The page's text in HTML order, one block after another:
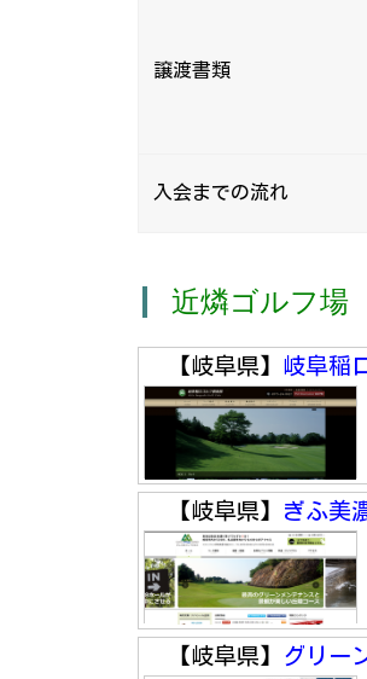
譲渡書類
入会までの流れ
近燐ゴルフ場
【岐阜県】 岐阜稲
【岐阜県】 ぎふ美
【岐阜県】 グリー